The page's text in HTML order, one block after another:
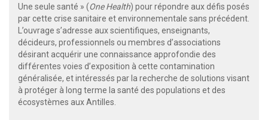
Une seule santé » (One Health) pour répondre aux défis posés
par cette crise sanitaire et environnementale sans précédent.
L’ouvrage s’adresse aux scientifiques, enseignants,
décideurs, professionnels ou membres d’associations
désirant acquérir une connaissance approfondie des
différentes voies d’exposition à cette contamination
généralisée, et intéressés par la recherche de solutions visant
à protéger à long terme la santé des populations et des
écosystèmes aux Antilles.